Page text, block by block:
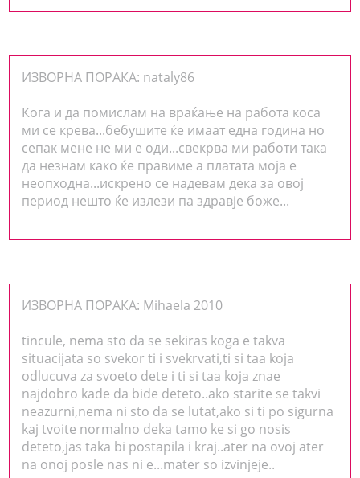
ИЗВОРНА ПОРАКА: nataly86
Кога и да помислам на враќање на работа коса
ми се крева...бебушите ќе имаат една година но
сепак мене не ми е оди...свекрва ми работи така
да незнам како ќе правиме а платата моја е
неопходна...искрено се надевам дека за овој
период нешто ќе излези па здравје боже...
ИЗВОРНА ПОРАКА: Mihaela 2010
tincule, nema sto da se sekiras koga e takva
situacijata so svekor ti i svekrvati,ti si taa koja
odlucuva za svoeto dete i ti si taa koja znae
najdobro kade da bide deteto..ako starite se takvi
neazurni,nema ni sto da se lutat,ako si ti po sigurna
kaj tvoite normalno deka tamo ke si go nosis
deteto,jas taka bi postapila i kraj..ater na ovoj ater
na onoj posle nas ni e...mater so izvinjeje..